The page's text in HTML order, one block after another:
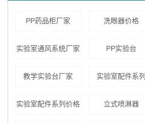
PP药品柜厂家 洗眼器价格
实验室通风系统厂家 PP实验台
教学实验台厂家 实验室配件系列
实验室配件系列价格 立式喷淋器